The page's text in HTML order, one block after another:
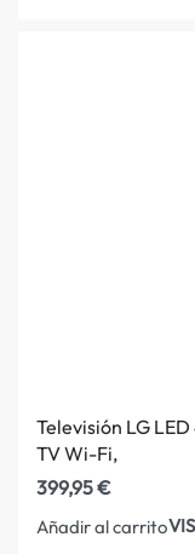
Televisión LG
TV Wi-Fi,
399,95€
Añadir al carrito